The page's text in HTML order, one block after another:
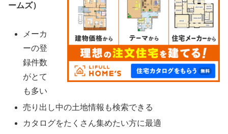
ームズ）
メーカ
ーの登
録件数
がとて
も多い
売り出し中の土地情報も検索できる
カタログをたくさん集めたい方に最適